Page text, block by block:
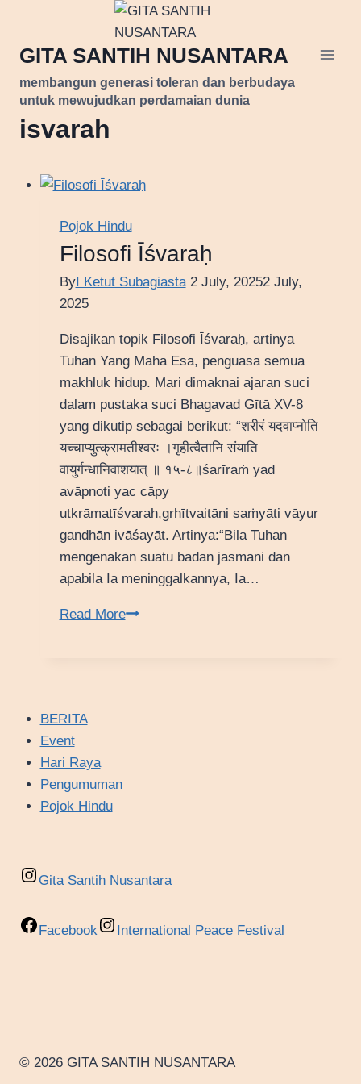
content
GITA SANTIH NUSANTARA
membangun generasi toleran dan berbudaya
untuk mewujudkan perdamaian dunia
isvarah
Pojok Hindu
Filosofi Īśvaraḥ
ByI Ketut Subagiasta 2 July, 20252 July,
2025
Disajikan topik Filosofi Īśvaraḥ, artinya
Tuhan Yang Maha Esa, penguasa semua
makhluk hidup. Mari dimaknai ajaran suci
dalam pustaka suci Bhagavad Gītā XV-8
yang dikutip sebagai berikut: “शरीरं यदवाप्नोति
यच्चाप्युत्क्रामतीश्वरः ।गृहीत्वैतानि संयाति
वायुर्गन्धानिवाशयात् ॥ १५-८॥śarīraṁ yad
avāpnoti yac cāpy
utkrāmatīśvaraḥ,gṛhītvaitāni saṁyāti vāyur
gandhān ivāśayāt. Artinya:“Bila Tuhan
mengenakan suatu badan jasmani dan
apabila Ia meninggalkannya, Ia…
Read MoreFilosofi
BERITA
Event
Hari Raya
Pengumuman
Pojok Hindu
Gita Santih Nusantara
Facebook International Peace Festival
© 2026 GITA SANTIH NUSANTARA